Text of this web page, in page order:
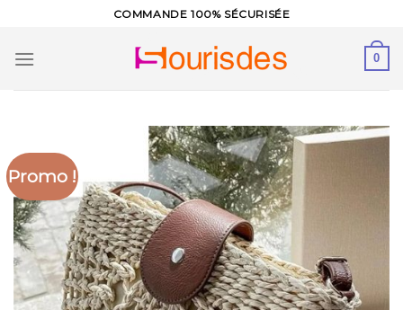
content
COMMANDE 100% SÉCURISÉE
0
Promo !